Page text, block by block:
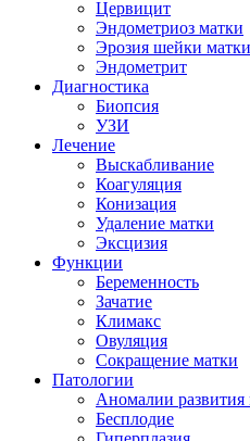
Цервицит
Эндометриоз матки
Эрозия шейки матки
Эндометрит
Диагностика
Биопсия
УЗИ
Лечение
Выскабливание
Коагуляция
Конизация
Удаление матки
Эксцизия
Функции
Беременность
Зачатие
Климакс
Овуляция
Сокращение матки
Патологии
Аномалии развития
Бесплодие